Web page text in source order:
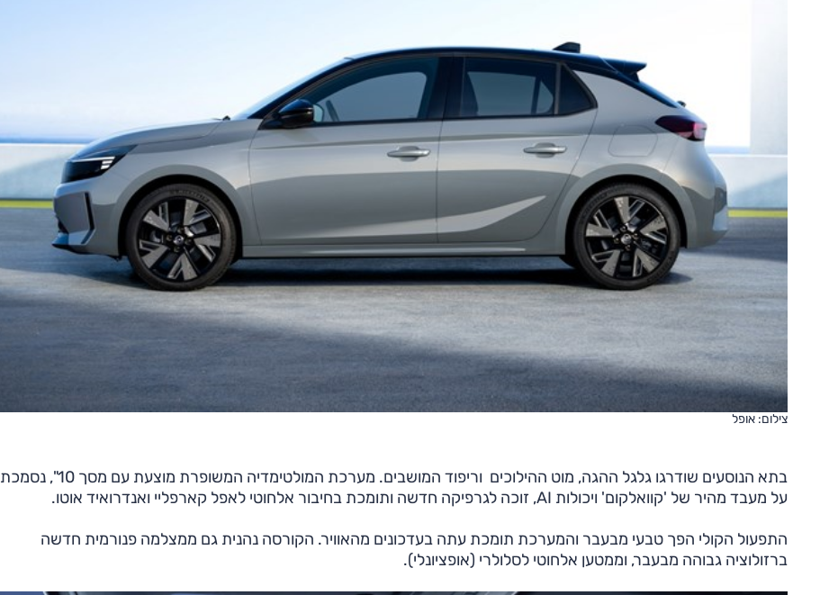
צילום: אופל
בתא הנוסעים שודרגו גלגל ההגה, מוט ההילוכים וריפוד המושבים. מערכת המולטימדיה המשופרת מוצעת עם מסך 10", נסמכת
על מעבד מהיר של 'קוואלקום' ויכולות AI, זוכה לגרפיקה חדשה ותומכת בחיבור אלחוטי לאפל קארפליי ואנדרואיד אוטו.
התפעול הקולי הפך טבעי מבעבר והמערכת תומכת עתה בעדכונים מהאוויר. הקורסה נהנית גם ממצלמה פנורמית חדשה
ברזולוציה גבוהה מבעבר, וממטען אלחוטי לסלולרי (אופציונלי).